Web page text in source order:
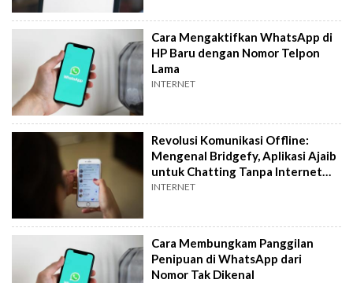
Cara Mengaktifkan WhatsApp di
HP Baru dengan Nomor Telpon
Lama
INTERNET
Revolusi Komunikasi Offline:
Mengenal Bridgefy, Aplikasi Ajaib
untuk Chatting Tanpa Internet
dan Nomor HP
INTERNET
Cara Membungkam Panggilan
Penipuan di WhatsApp dari
Nomor Tak Dikenal